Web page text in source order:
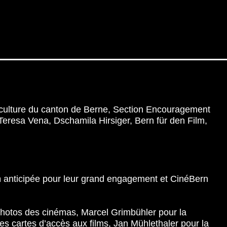
du canton de Berne, Section Encouragement
Vena, Dschamila Hirsiger, Bern für den Film,
pour leur grand engagement et CinéBern
des cinémas, Marcel Grimbühler pour la
cartes d’accès aux films, Jan Mühlethaler pour la